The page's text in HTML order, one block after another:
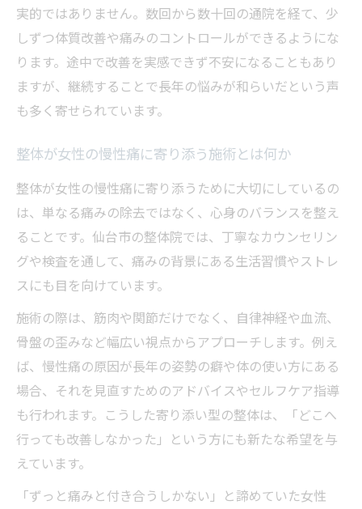
実的ではありません。数回から数十回の通院を経て、少
しずつ体質改善や痛みのコントロールができるようにな
ります。途中で改善を実感できず不安になることもあり
ますが、継続することで長年の悩みが和らいだという声
も多く寄せられています。
整体が女性の慢性痛に寄り添う施術とは何か
整体が女性の慢性痛に寄り添うために大切にしているの
は、単なる痛みの除去ではなく、心身のバランスを整え
ることです。仙台市の整体院では、丁寧なカウンセリン
グや検査を通して、痛みの背景にある生活習慣やストレ
スにも目を向けています。
施術の際は、筋肉や関節だけでなく、自律神経や血流、
骨盤の歪みなど幅広い視点からアプローチします。例え
ば、慢性痛の原因が長年の姿勢の癖や体の使い方にある
場合、それを見直すためのアドバイスやセルフケア指導
も行われます。こうした寄り添い型の整体は、「どこへ
行っても改善しなかった」という方にも新たな希望を与
えています。
「ずっと痛みと付き合うしかない」と諦めていた女性